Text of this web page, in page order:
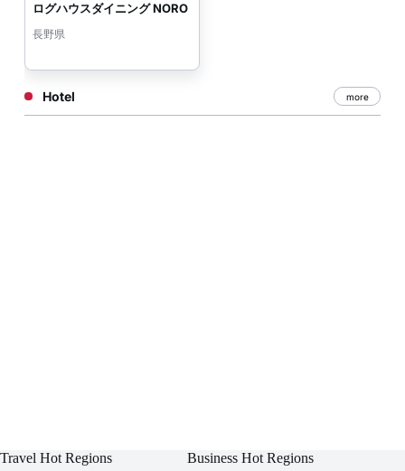
ログハウスダイニング NORO
長野県
Hotel more
Travel Hot Regions Business Hot Regions